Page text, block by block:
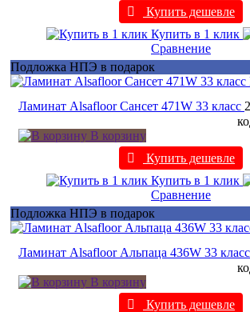
Купить дешевле
Купить в 1 клик
Сравнение
Подложка НПЭ в подарок
Ламинат Alsafloor Сансет 471W 33 класс
В корзину
Купить дешевле
Купить в 1 клик
Сравнение
Подложка НПЭ в подарок
Ламинат Alsafloor Альпаца 436W 33 класс
В корзину
Купить дешевле